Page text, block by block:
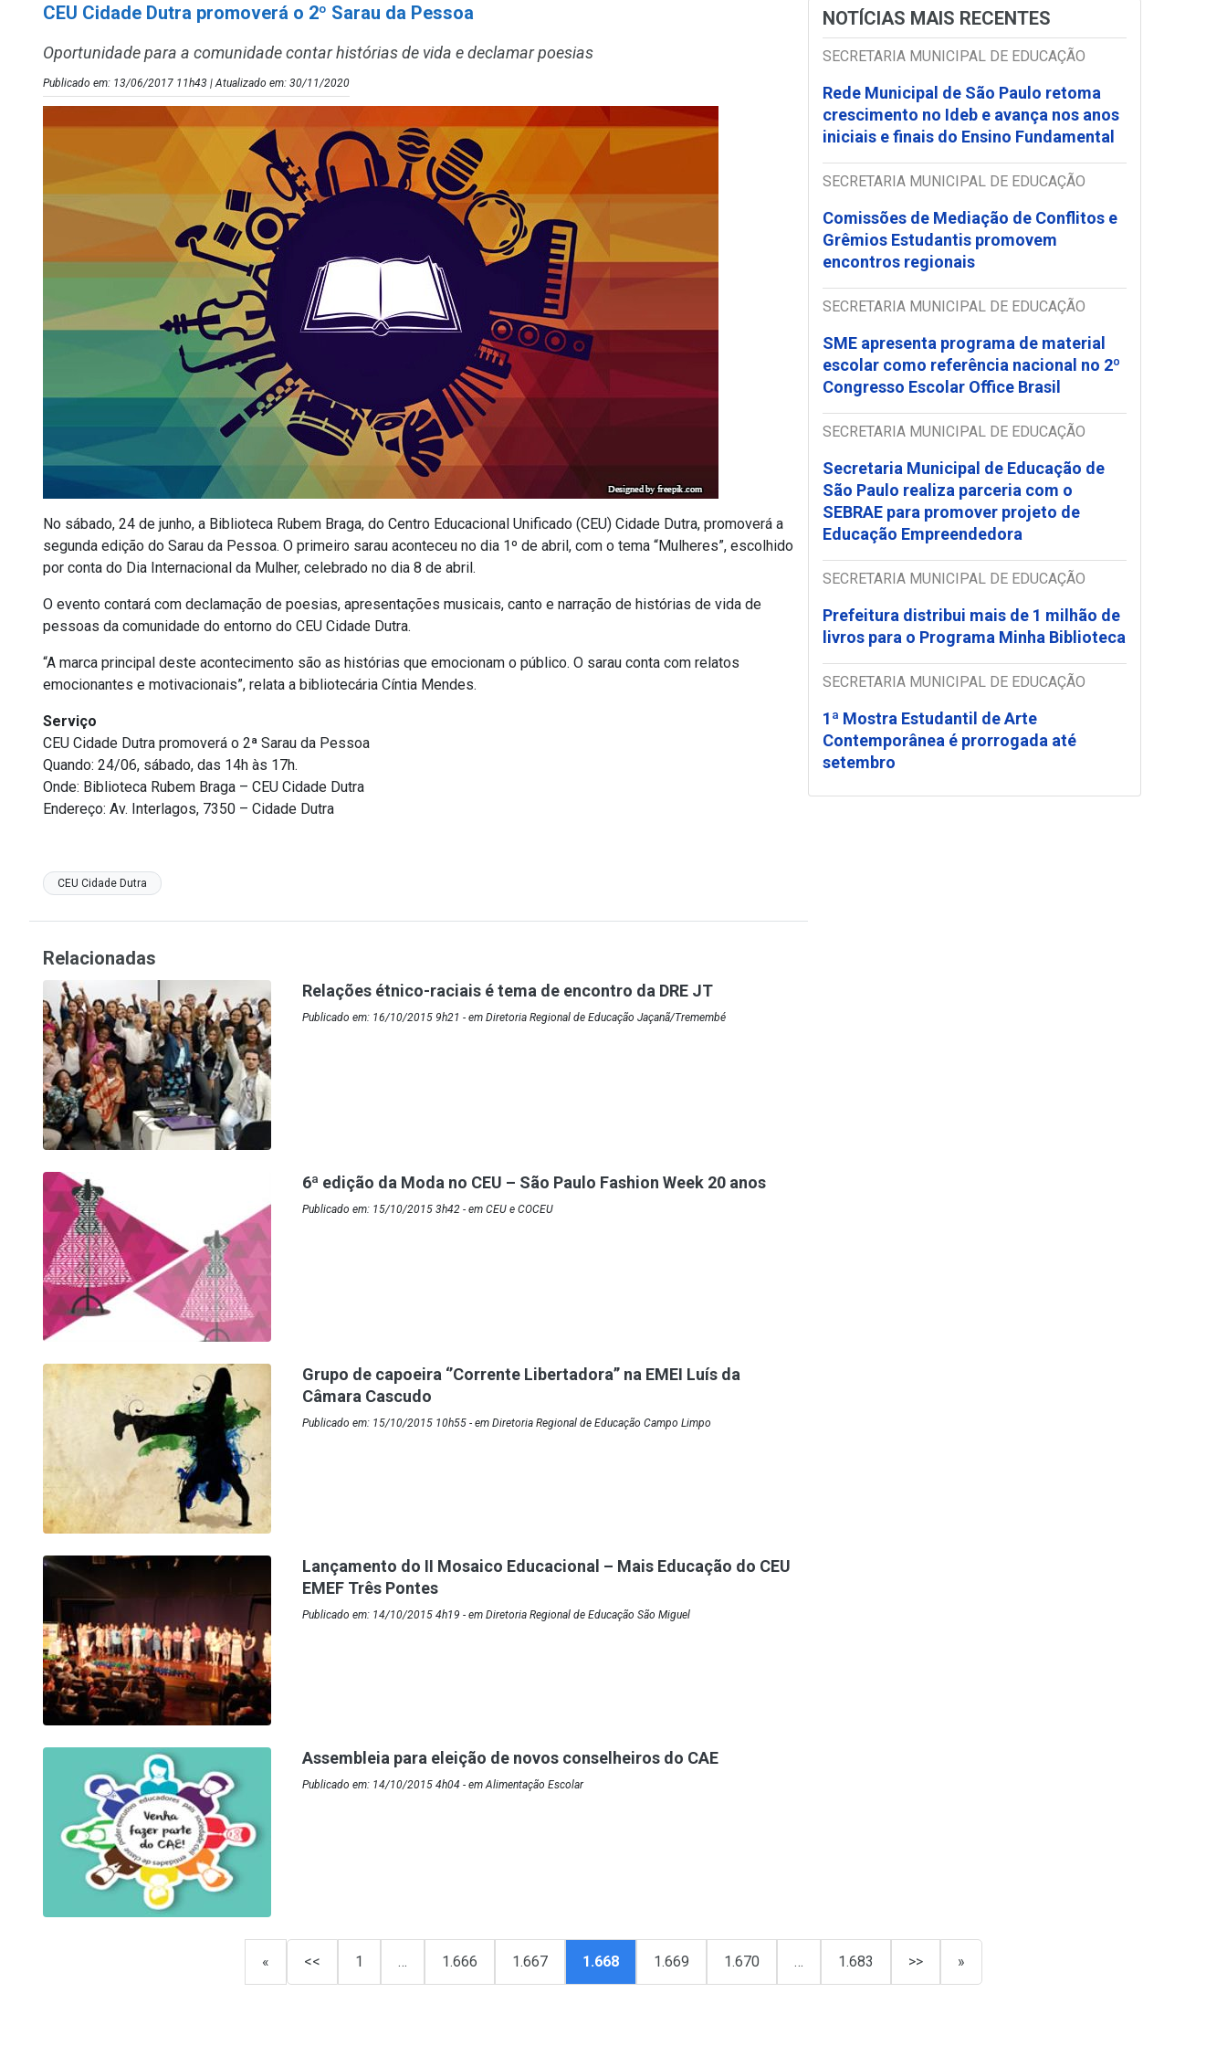
CEU Cidade Dutra promoverá o 2º Sarau da Pessoa
Oportunidade para a comunidade contar histórias de vida e declamar poesias
Publicado em: 13/06/2017 11h43 | Atualizado em: 30/11/2020
No sábado, 24 de junho, a Biblioteca Rubem Braga, do Centro Educacional Unificado (CEU) Cidade Dutra, promoverá a
segunda edição do Sarau da Pessoa. O primeiro sarau aconteceu no dia 1º de abril, com o tema “Mulheres”, escolhido
por conta do Dia Internacional da Mulher, celebrado no dia 8 de abril.
O evento contará com declamação de poesias, apresentações musicais, canto e narração de histórias de vida de
pessoas da comunidade do entorno do CEU Cidade Dutra.
“A marca principal deste acontecimento são as histórias que emocionam o público. O sarau conta com relatos
emocionantes e motivacionais”, relata a bibliotecária Cíntia Mendes.
Serviço
CEU Cidade Dutra promoverá o 2ª Sarau da Pessoa
Quando: 24/06, sábado, das 14h às 17h.
Onde: Biblioteca Rubem Braga – CEU Cidade Dutra
Endereço: Av. Interlagos, 7350 – Cidade Dutra
CEU Cidade Dutra
NOTÍCIAS MAIS RECENTES
SECRETARIA MUNICIPAL DE EDUCAÇÃO
Rede Municipal de São Paulo retoma
crescimento no Ideb e avança nos anos
iniciais e finais do Ensino Fundamental
SECRETARIA MUNICIPAL DE EDUCAÇÃO
Comissões de Mediação de Conflitos e
Grêmios Estudantis promovem
encontros regionais
SECRETARIA MUNICIPAL DE EDUCAÇÃO
SME apresenta programa de material
escolar como referência nacional no 2º
Congresso Escolar Office Brasil
SECRETARIA MUNICIPAL DE EDUCAÇÃO
Secretaria Municipal de Educação de
São Paulo realiza parceria com o
SEBRAE para promover projeto de
Educação Empreendedora
SECRETARIA MUNICIPAL DE EDUCAÇÃO
Prefeitura distribui mais de 1 milhão de
livros para o Programa Minha Biblioteca
SECRETARIA MUNICIPAL DE EDUCAÇÃO
1ª Mostra Estudantil de Arte
Contemporânea é prorrogada até
setembro
Relacionadas
Relações étnico-raciais é tema de encontro da DRE JT
Publicado em: 16/10/2015 9h21 - em Diretoria Regional de Educação Jaçanã/Tremembé
6ª edição da Moda no CEU – São Paulo Fashion Week 20 anos
Publicado em: 15/10/2015 3h42 - em CEU e COCEU
Grupo de capoeira ‘’Corrente Libertadora’’ na EMEI Luís da
Câmara Cascudo
Publicado em: 15/10/2015 10h55 - em Diretoria Regional de Educação Campo Limpo
Lançamento do II Mosaico Educacional – Mais Educação do CEU
EMEF Três Pontes
Publicado em: 14/10/2015 4h19 - em Diretoria Regional de Educação São Miguel
Assembleia para eleição de novos conselheiros do CAE
Publicado em: 14/10/2015 4h04 - em Alimentação Escolar
« << 1 … 1.666 1.667 1.668 1.669 1.670 … 1.683 >> »